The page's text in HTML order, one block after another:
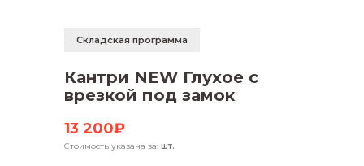
Складская программа
Кантри NEW Глухое с
врезкой под замок
13 200₽
Стоимость указана за: шт.